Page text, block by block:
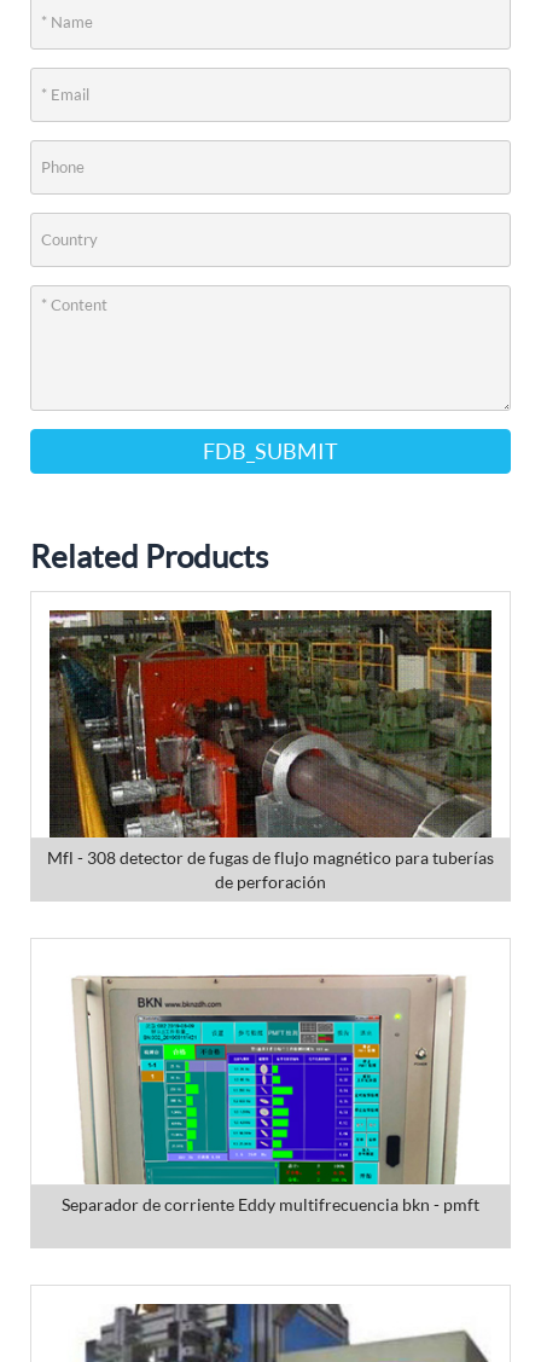
FDB_SUBMIT
Related Products
Mfl - 308 detector de fugas de flujo magnético para tuberías
de perforación
Separador de corriente Eddy multifrecuencia bkn - pmft